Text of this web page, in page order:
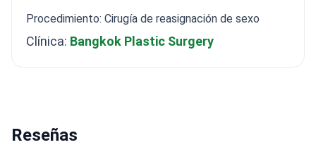
Procedimiento: Cirugía de reasignación de sexo
Clínica: Bangkok Plastic Surgery
Reseñas